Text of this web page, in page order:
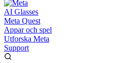
AI Glasses
Meta Quest
Appar och spel
Utforska Meta
Support